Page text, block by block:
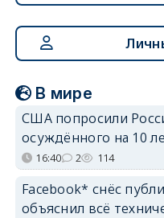
В мире
США попросили
осуждённого на 10
16:40 2 114
Facebook* снёс
объяснил всё